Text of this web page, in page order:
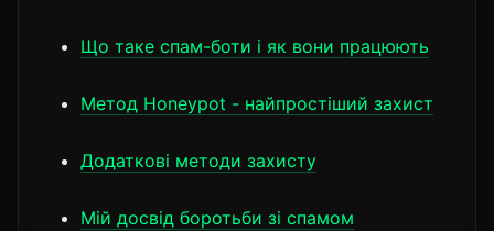
Що таке спам-боти і як вони працюють
Метод Honeypot - найпростіший захист
Додаткові методи захисту
Мій досвід боротьби зі спамом